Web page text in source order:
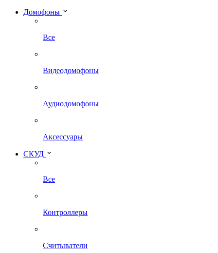
Домофоны
Все
Видеодомофоны
Аудиодомофоны
Аксессуары
СКУД
Все
Контроллеры
Считыватели